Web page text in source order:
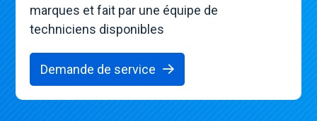
marques et fait par une équipe de
techniciens disponibles
Demande de service